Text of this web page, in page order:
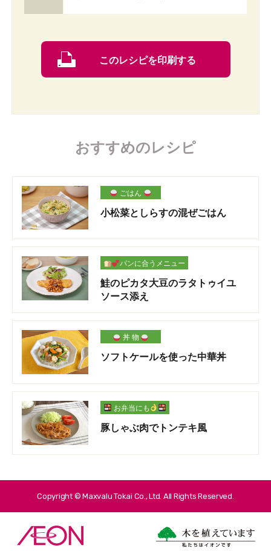
このレシピを印刷する
おすすめのレシピ
ごはん
小松菜としらすの混ぜごはん
パンに合うメニュー
鮭のピカタ大豆のラタトゥイユ
ソース添え
丼 物
ソフトケールを使った中華丼
お弁当にも
豚しゃぶ肉でトンテキ風
Copyright © Maxvalu Tokai Co., Ltd. All Rights Reserved.